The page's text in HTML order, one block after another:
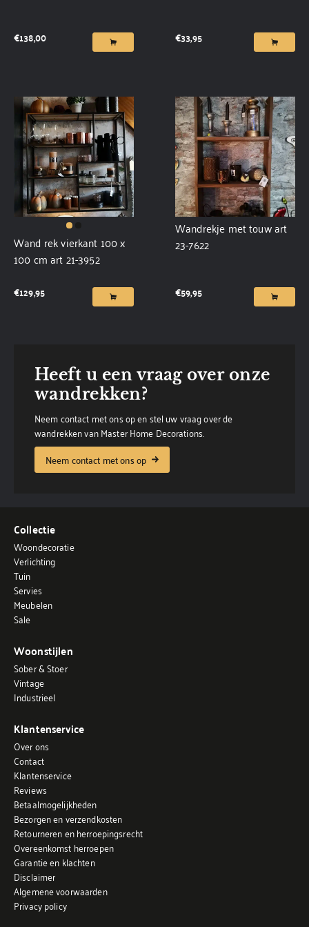
€138,00 €33,95
Wand rek vierkant 100 x
100 cm art 21-3952
€129,95
Wandrekje met touw art
23-7622
€59,95
Heeft u een vraag over onze
wandrekken?
Neem contact met ons op en stel uw vraag over de
wandrekken van Master Home Decorations.
Neem contact met ons op
Collectie
Woondecoratie
Verlichting
Tuin
Servies
Meubelen
Sale
Woonstijlen
Sober & Stoer
Vintage
Industrieel
Klantenservice
Over ons
Contact
Klantenservice
Reviews
Betaalmogelijkheden
Bezorgen en verzendkosten
Retourneren en herroepingsrecht
Overeenkomst herroepen
Garantie en klachten
Disclaimer
Algemene voorwaarden
Privacy policy